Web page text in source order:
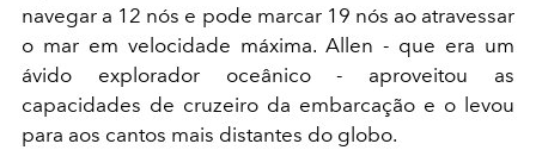
navegar a 12 nós e pode marcar 19 nós ao atravessar
o mar em velocidade máxima. Allen - que era um
ávido explorador oceânico - aproveitou as
capacidades de cruzeiro da embarcação e o levou
para aos cantos mais distantes do globo.